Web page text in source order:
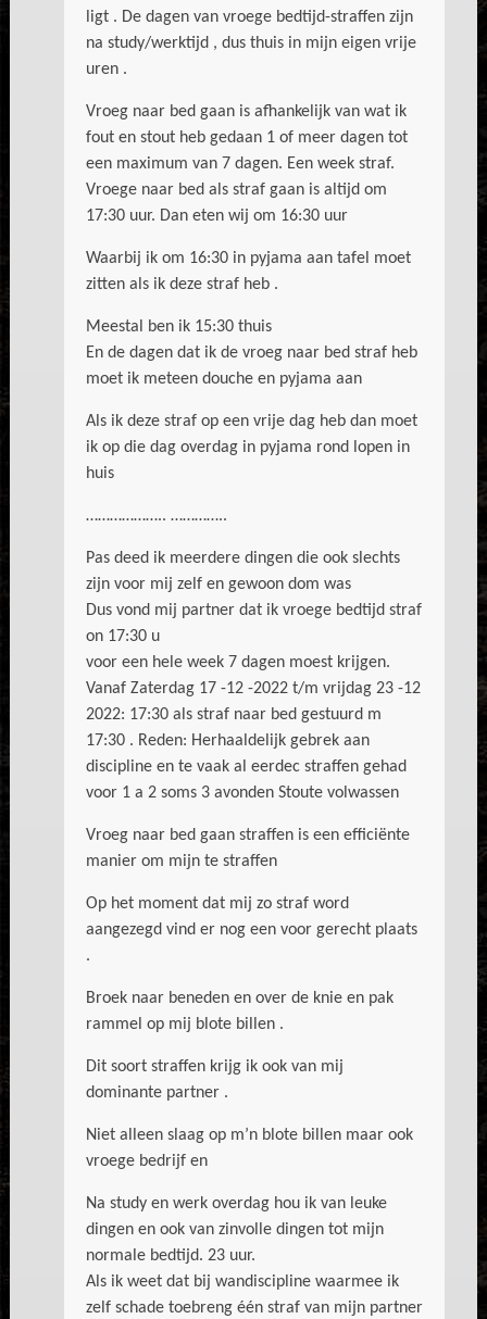
ligt . De dagen van vroege bedtijd-straffen zijn
na study/werktijd , dus thuis in mijn eigen vrije
uren .
Vroeg naar bed gaan is afhankelijk van wat ik
fout en stout heb gedaan 1 of meer dagen tot
een maximum van 7 dagen. Een week straf.
Vroege naar bed als straf gaan is altijd om
17:30 uur. Dan eten wij om 16:30 uur
Waarbij ik om 16:30 in pyjama aan tafel moet
zitten als ik deze straf heb .
Meestal ben ik 15:30 thuis
En de dagen dat ik de vroeg naar bed straf heb
moet ik meteen douche en pyjama aan
Als ik deze straf op een vrije dag heb dan moet
ik op die dag overdag in pyjama rond lopen in
huis
……………….. …………..
Pas deed ik meerdere dingen die ook slechts
zijn voor mij zelf en gewoon dom was
Dus vond mij partner dat ik vroege bedtijd straf
on 17:30 u
voor een hele week 7 dagen moest krijgen.
Vanaf Zaterdag 17 -12 -2022 t/m vrijdag 23 -12
2022: 17:30 als straf naar bed gestuurd m
17:30 . Reden: Herhaaldelijk gebrek aan
discipline en te vaak al eerdec straffen gehad
voor 1 a 2 soms 3 avonden Stoute volwassen
Vroeg naar bed gaan straffen is een efficiënte
manier om mijn te straffen
Op het moment dat mij zo straf word
aangezegd vind er nog een voor gerecht plaats
.
Broek naar beneden en over de knie en pak
rammel op mij blote billen .
Dit soort straffen krijg ik ook van mij
dominante partner .
Niet alleen slaag op m’n blote billen maar ook
vroege bedrijf en
Na study en werk overdag hou ik van leuke
dingen en ook van zinvolle dingen tot mijn
normale bedtijd. 23 uur.
Als ik weet dat bij wandiscipline waarmee ik
zelf schade toebreng één straf van mijn partner